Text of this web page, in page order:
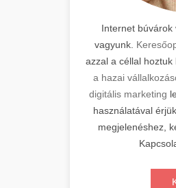
Internet búvárok
vagyunk.
azzal a céllal
a hazai
digitális marketing
használatával
megjelenéshez,